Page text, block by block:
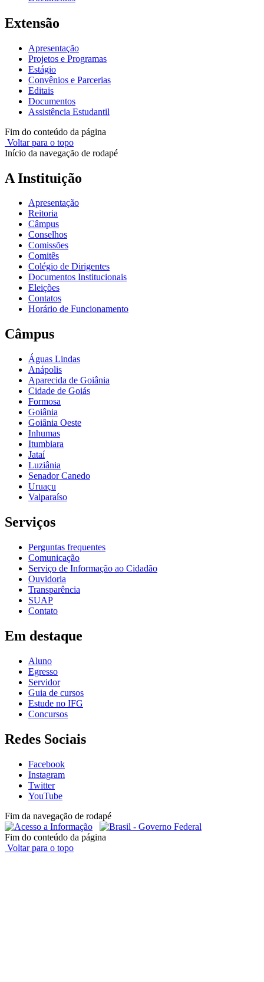
Extensão
Apresentação
Projetos e Programas
Estágio
Convênios e Parcerias
Editais
Documentos
Assistência Estudantil
Fim do conteúdo da página
Voltar para o topo
Início da navegação de rodapé
A Instituição
Apresentação
Reitoria
Câmpus
Conselhos
Comissões
Comitês
Colégio de Dirigentes
Documentos Institucionais
Eleições
Contatos
Horário de Funcionamento
Câmpus
Águas Lindas
Anápolis
Aparecida de Goiânia
Cidade de Goiás
Formosa
Goiânia
Goiânia Oeste
Inhumas
Itumbiara
Jataí
Luziânia
Senador Canedo
Uruaçu
Valparaíso
Serviços
Perguntas frequentes
Comunicação
Serviço de Informação ao Cidadão
Ouvidoria
Transparência
SUAP
Contato
Em destaque
Aluno
Egresso
Servidor
Guia de cursos
Estude no IFG
Concursos
Redes Sociais
Facebook
Instagram
Twitter
YouTube
Fim da navegação de rodapé
Fim do conteúdo da página
Voltar para o topo